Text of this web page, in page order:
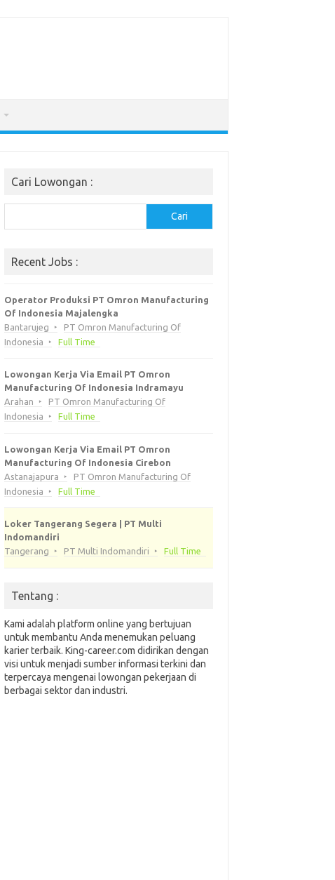
Cari Lowongan :
Cari
Recent Jobs :
Operator Produksi PT Omron Manufacturing
Of Indonesia Majalengka
Bantarujeg
PT Omron Manufacturing Of
Indonesia
Full Time
Lowongan Kerja Via Email PT Omron
Manufacturing Of Indonesia Indramayu
Arahan
PT Omron Manufacturing Of
Indonesia
Full Time
Lowongan Kerja Via Email PT Omron
Manufacturing Of Indonesia Cirebon
Astanajapura
PT Omron Manufacturing Of
Indonesia
Full Time
Loker Tangerang Segera | PT Multi
Indomandiri
Tangerang
PT Multi Indomandiri Full Time
Tentang :
Kami adalah platform online yang bertujuan
untuk membantu Anda menemukan peluang
karier terbaik. King-career.com didirikan dengan
visi untuk menjadi sumber informasi terkini dan
terpercaya mengenai lowongan pekerjaan di
berbagai sektor dan industri.